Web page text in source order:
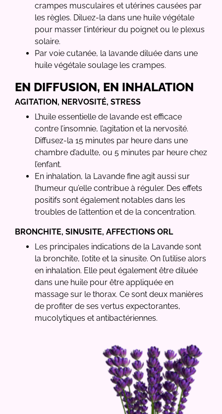
crampes musculaires et utérines causées par
les règles. Diluez-la dans une huile végétale
pour masser l’intérieur du poignet ou le plexus
solaire.
Par voie cutanée, la lavande diluée dans une
huile végétale soulage les crampes.
EN DIFFUSION, EN INHALATION
AGITATION, NERVOSITÉ, STRESS
L’huile essentielle de lavande est efficace
contre l’insomnie, l’agitation et la nervosité.
Diffusez-la 15 minutes par heure dans une
chambre d’adulte, ou 5 minutes par heure chez
l’enfant.
En inhalation, la Lavande fine agit aussi sur
l’humeur qu’elle contribue à réguler. Des effets
positifs sont également notables dans les
troubles de l’attention et de la concentration.
BRONCHITE, SINUSITE, AFFECTIONS ORL
Les principales indications de la Lavande sont
la bronchite, l’otite et la sinusite. On l’utilise alors
en inhalation. Elle peut également être diluée
dans une huile pour être appliquée en
massage sur le thorax. Ce sont deux manières
de profiter de ses vertus expectorantes,
mucolytiques et antibactériennes.